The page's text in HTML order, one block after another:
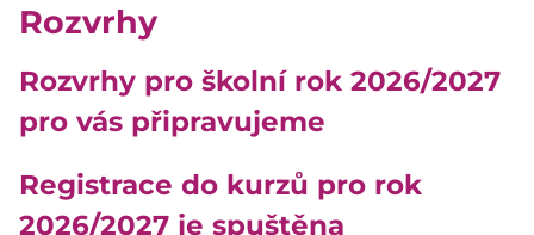
Rozvrhy
Rozvrhy pro školní rok 2026/2027
pro vás připravujeme
Registrace do kurzů pro rok
2026/2027 je spuštěna